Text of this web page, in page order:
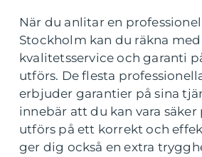
När du anlitar en
Stockholm kan du räkna
kvalitetsservice och garanti
utförs. De flesta
erbjuder garantier på sina
innebär att du kan vara
utförs på ett korrekt och
ger dig också en extra